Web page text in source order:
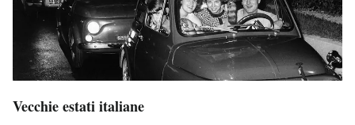
Vecchie estati italiane